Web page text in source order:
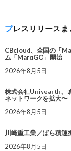
プレスリリース
CBcloud、全国の「
ム「MarqGO」開始
2026年8月5日
株式会社Univearth、
ネットワークを拡大〜
2026年8月5日
川崎重工業／ばら積運
2026年8月5日